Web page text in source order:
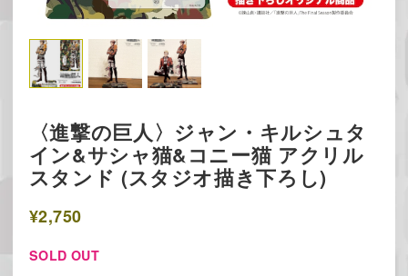
〈進撃の巨人〉ジャン・キルシュタ
イン&サシャ猫&コニー猫 アクリル
スタンド (スタジオ描き下ろし)
¥2,750
SOLD OUT